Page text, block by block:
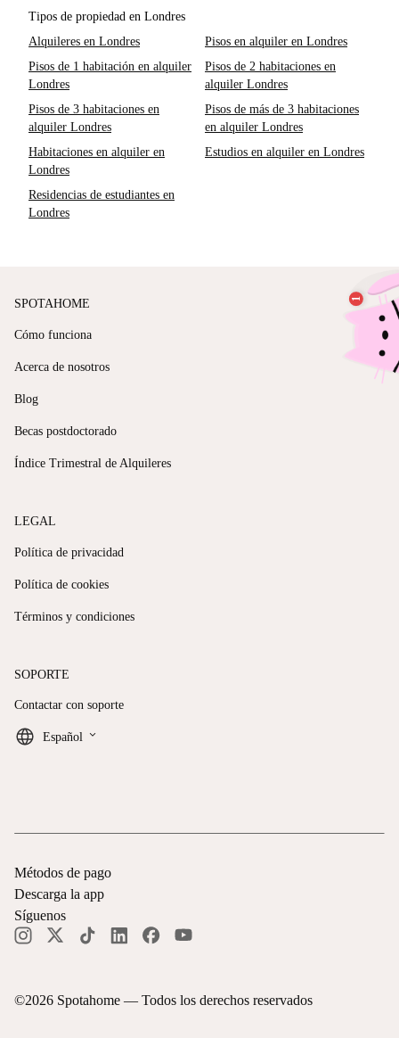
Tipos de propiedad en Londres
Alquileres en Londres
Pisos en alquiler en Londres
Pisos de 1 habitación en alquiler
Londres
Pisos de 2 habitaciones en
alquiler Londres
Pisos de 3 habitaciones en
alquiler Londres
Pisos de más de 3 habitaciones
en alquiler Londres
Habitaciones en alquiler en
Londres
Estudios en alquiler en Londres
Residencias de estudiantes en
Londres
SPOTAHOME
Cómo funciona
Acerca de nosotros
Blog
Becas postdoctorado
Índice Trimestral de Alquileres
LEGAL
Política de privacidad
Política de cookies
Términos y condiciones
SOPORTE
Contactar con soporte
Español keyboard_arrow_down
©2026 Spotahome — Todos los derechos reservados
Métodos de pago
Descarga la app
Síguenos